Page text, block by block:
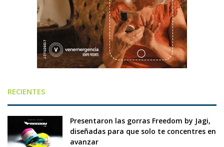
RECIENTES
Presentaron las gorras Freedom by Jagi,
diseñadas para que solo te concentres en
avanzar